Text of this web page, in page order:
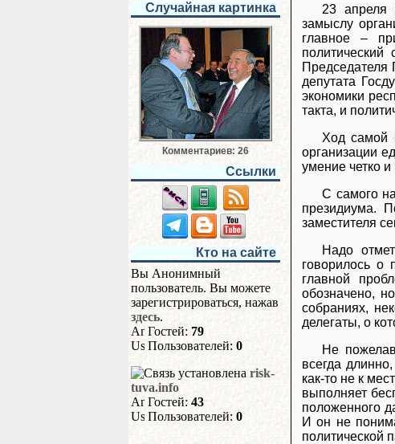
Случайная картинка
Комментариев: 26
Ссылки
Кто на сайте
Вы Анонимный
пользователь. Вы можете
зарегистрироваться, нажав
здесь.
Гостей: 79
Пользователей: 0
risk-
tuva.info
Гостей: 43
Пользователей: 0
23 апреля
замыслу
главное –
Председателя
депутата
экономики
такта, и
Ход самой
организации
умение четко и
С самого
президиума.
заместителя
Надо
говорилось о
главной
обозначено,
собраниях,
делегаты, о
Не
всегда
как-то не к
выполняет
положенного
И он не
политической